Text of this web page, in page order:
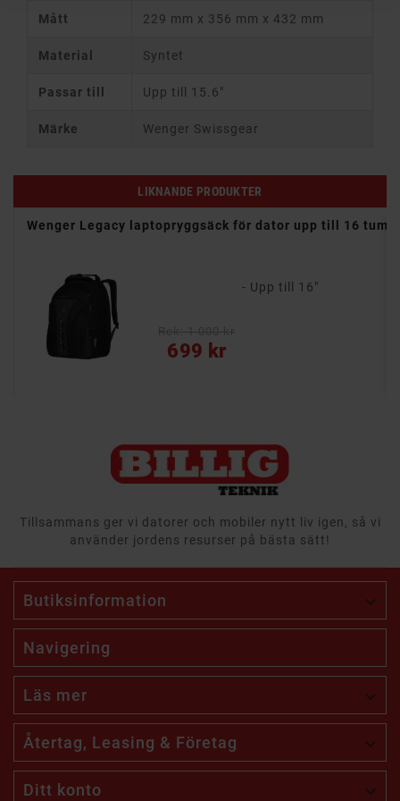
Mått 229 mm x 356 mm x 432 mm
Material Syntet
Passar till Upp till 15.6"
Märke Wenger Swissgear
LIKNANDE PRODUKTER
Wenger Legacy laptopryggsäck för dator upp till 16 tum
- Upp till 16"
699 kr
Pris
Tillsammans ger vi datorer och mobiler nytt liv igen, så vi
använder jordens resurser på bästa sätt!
Butiksinformation 
Navigering
Läs mer 
Återtag, Leasing & Företag 
Ditt konto 